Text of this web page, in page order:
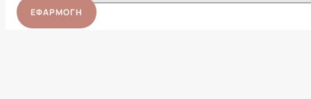
ΕΦΑΡΜΟΓΗ